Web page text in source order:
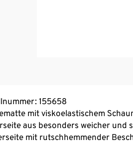
155658
mit viskoelastischem
aus besonders weicher und
mit rutschhemmender